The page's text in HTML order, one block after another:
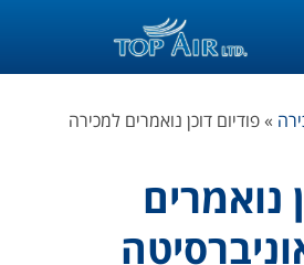
»פודיום דוכן נואמרים למכירה
נואמרים